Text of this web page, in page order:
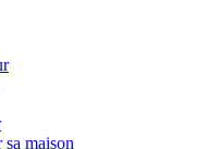
maison